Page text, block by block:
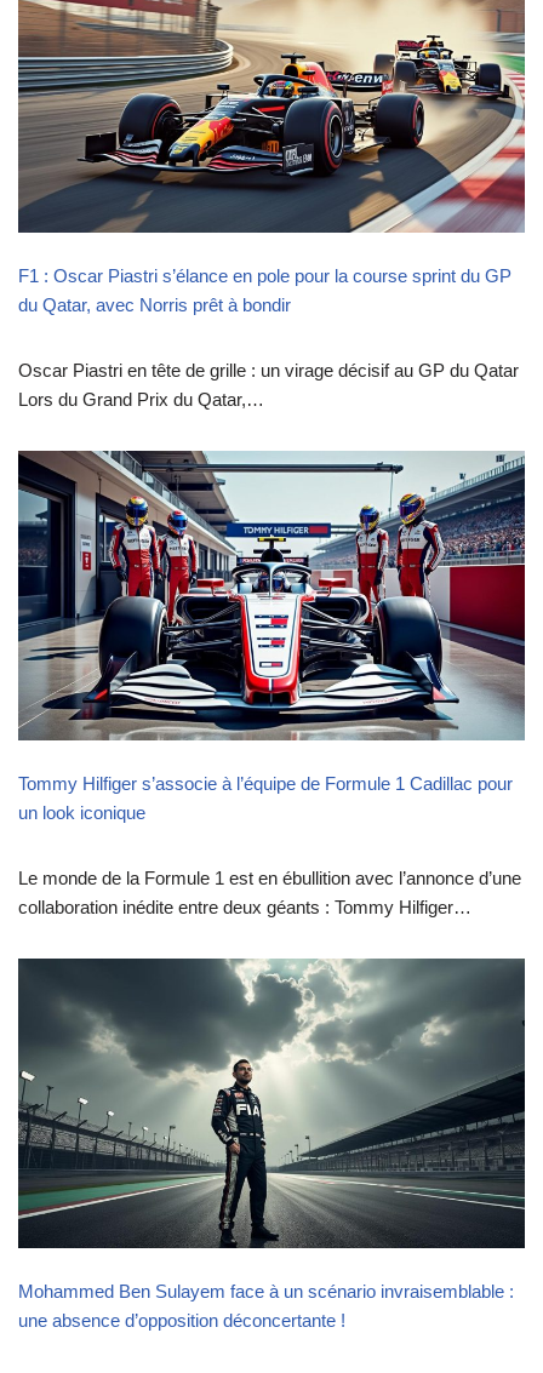
F1 : Oscar Piastri s’élance en pole pour la course sprint du GP
du Qatar, avec Norris prêt à bondir
Oscar Piastri en tête de grille : un virage décisif au GP du Qatar
Lors du Grand Prix du Qatar,…
Tommy Hilfiger s’associe à l’équipe de Formule 1 Cadillac pour
un look iconique
Le monde de la Formule 1 est en ébullition avec l’annonce d’une
collaboration inédite entre deux géants : Tommy Hilfiger…
Mohammed Ben Sulayem face à un scénario invraisemblable :
une absence d’opposition déconcertante !